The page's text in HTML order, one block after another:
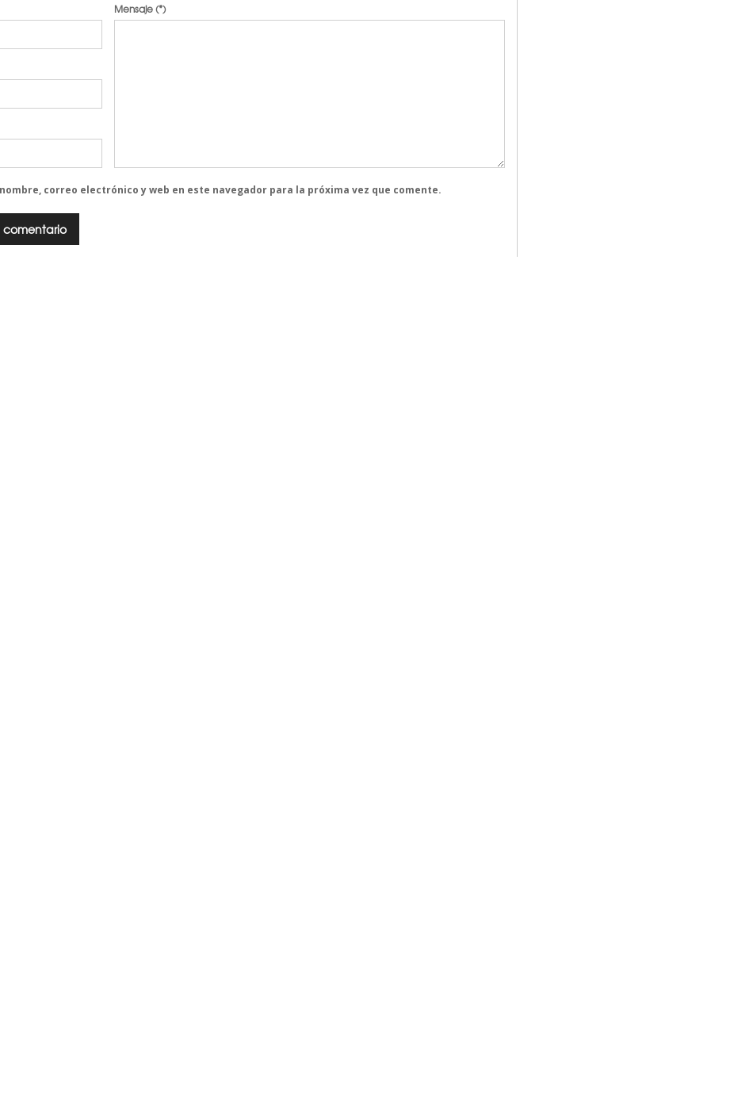
Mensaje(*)
correo electrónico y web en este navegador para la próxima vez que comente.